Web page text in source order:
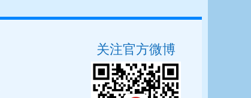
关注官方微博